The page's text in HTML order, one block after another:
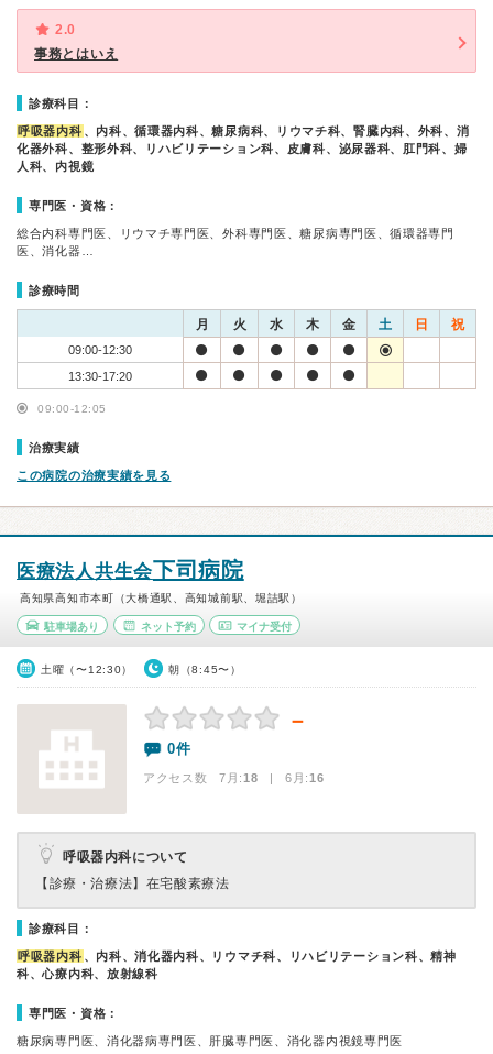
2.0
事務とはいえ
診療科目：
呼吸器内科 、内科、循環器内科、糖尿病科、リウマチ科、腎臓内科、外科、消
化器外科、整形外科、リハビリテーション科、皮膚科、泌尿器科、肛門科、婦
人科、内視鏡
専門医・資格：
総合内科専門医、リウマチ専門医、外科専門医、糖尿病専門医、循環器専門
医、消化器…
診療時間
月 火 水 木 金 土 日 祝
09:00-12:30
13:30-17:20
09:00-12:05
治療実績
この病院の治療実績を見る
医療法人共生会下司病院
高知県高知市本町（大橋通駅、高知城前駅、堀詰駅）
駐車場あり ネット予約 マイナ受付
土曜（〜12:30） 朝（8:45〜）
－
0件
アクセス数 7月:18 | 6月:16
呼吸器内科について
【診療・治療法】 在宅酸素療法
診療科目：
呼吸器内科 、内科、消化器内科、リウマチ科、リハビリテーション科、精神
科、心療内科、放射線科
専門医・資格：
糖尿病専門医、消化器病専門医、肝臓専門医、消化器内視鏡専門医